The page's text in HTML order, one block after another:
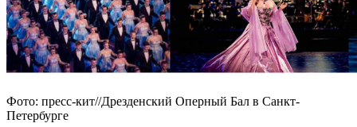
Фото: пресс-кит//Дрезденский Оперный Бал в Санкт-
Петербурге